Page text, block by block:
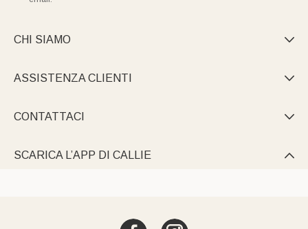
CHI SIAMO 
ASSISTENZA CLIENTI 
CONTATTACI 
SCARICA L’APP DI CALLIE 